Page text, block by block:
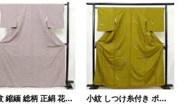
小紋 縮緬 総柄 正絹 花柄 袷仕立て 身丈167.5cm 裄丈62.5cm リサイクル着物 着物 モダン 紫・藤色 小紋 しつけ糸付き ポリエステル 蝶・昆虫柄 袷仕立て 身丈161cm 裄丈66.5cm リサイクル着物 着物 黄・黄土色